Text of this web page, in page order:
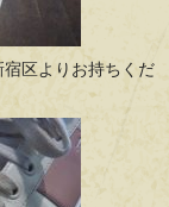
区よりお持ちくだ